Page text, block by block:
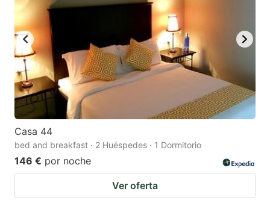
Casa 44
bed and breakfast · 2 Huéspedes · 1 Dormitorio
146 € por noche
Ver oferta